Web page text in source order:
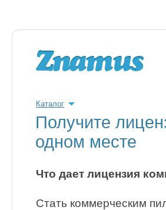
Каталог
Получите
одном месте
Что дает лицензия
Стать коммерческим